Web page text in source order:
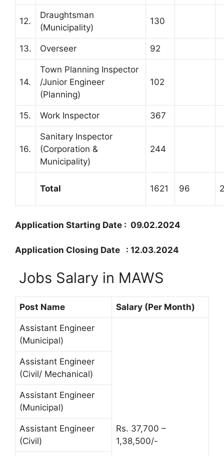
12.
Draughtsman
(Municipality)
130
13. Overseer 92
14.
Town Planning Inspector
/Junior Engineer
(Planning)
102
15. Work Inspector 367
16.
Sanitary Inspector
(Corporation &
Municipality)
244
Total 1621 96
Application Starting Date : 09.02.2024
Application Closing Date : 12.03.2024
Jobs Salary in MAWS
Post Name Salary (Per Month)
Assistant Engineer
(Municipal)
Rs. 37,700 –
1,38,500/-
Assistant Engineer
(Civil/ Mechanical)
Assistant Engineer
(Municipal)
Assistant Engineer
(Civil)